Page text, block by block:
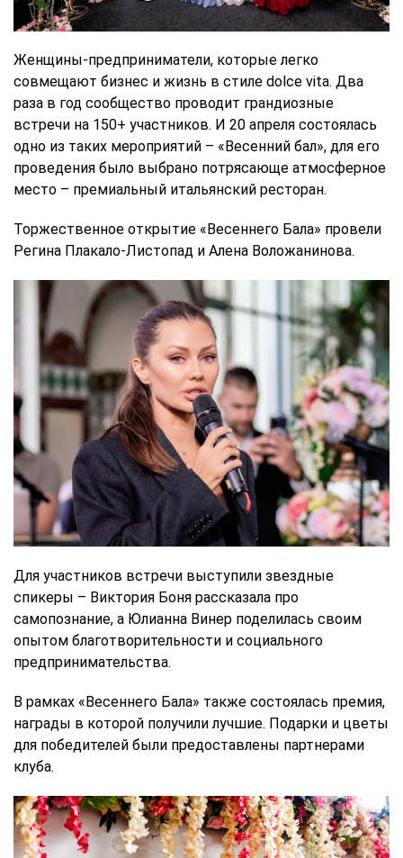
Женщины-предприниматели, которые легко
совмещают бизнес и жизнь в стиле dolce vita. Два
раза в год сообщество проводит грандиозные
встречи на 150+ участников. И 20 апреля состоялась
одно из таких мероприятий – «Весенний бал», для его
проведения было выбрано потрясающе атмосферное
место – премиальный итальянский ресторан.
Торжественное открытие «Весеннего Бала» провели
Регина Плакало-Листопад и Алена Воложанинова.
Для участников встречи выступили звездные
спикеры – Виктория Боня рассказала про
самопознание, а Юлианна Винер поделилась своим
опытом благотворительности и социального
предпринимательства.
В рамках «Весеннего Бала» также состоялась премия,
награды в которой получили лучшие. Подарки и цветы
для победителей были предоставлены партнерами
клуба.